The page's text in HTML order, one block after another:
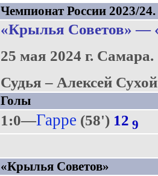
Чемпионат России 2023/
«Крылья Советов» —
25 мая 2024 г. Самара.
Судья – Алексей
Голы
1:0—Гарре (58') 12 9
«Крылья Советов»